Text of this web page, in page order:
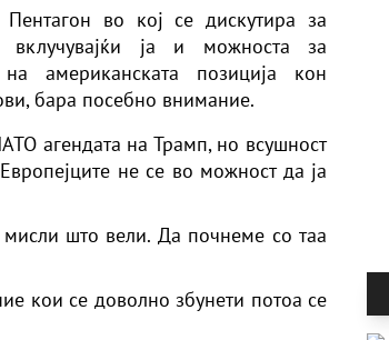
во кој се дискутира за
ја и можноста за
американската позиција кон
бара посебно внимание.
агендата на Трамп, но всушност
не се во можност да ја
што вели. Да почнеме со таа
кои се доволно збунети потоа се